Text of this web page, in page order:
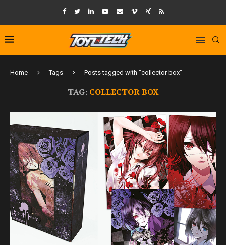
Home Tags Posts tagged with "collector box"
TAG: COLLECTOR BOX